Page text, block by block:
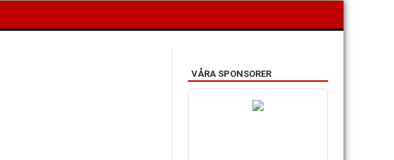
VÅRA SPONSORER